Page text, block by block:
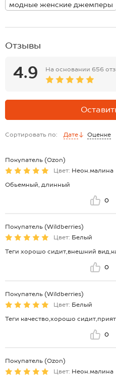
модные женские джемперы
Отзывы
4.9 На основании 656
Сортировать по: Дате Оценке
Покупатель (Ozon)
Цвет: Неон.малина
Обьемный, длинный
0
Покупатель (Wildberries)
Цвет: Белый
Теги хорошо сидит,внешний
0
Покупатель (Wildberries)
Цвет: Белый
Теги качество,хорошо
0
Покупатель (Ozon)
Цвет: Неон.малина